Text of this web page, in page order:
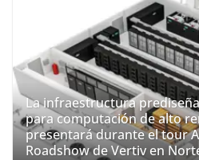
La infraestructura
para computación de alto
presentará durante el tour
Roadshow de Vertiv en